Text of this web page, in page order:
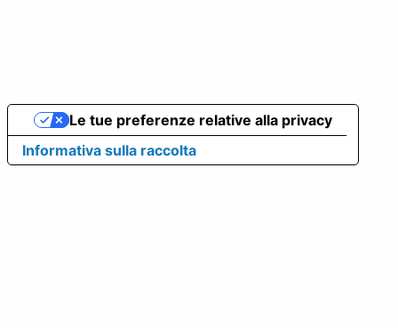
Informativa sulla raccolta
Le tue preferenze relative alla privacy